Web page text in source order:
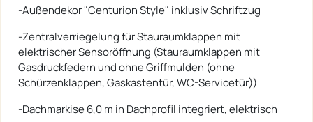
-Außendekor "Centurion Style" inklusiv Schriftzug
-Zentralverriegelung für Stauraumklappen mit
elektrischer Sensoröffnung (Stauraumklappen mit
Gasdruckfedern und ohne Griffmulden (ohne
Schürzenklappen, Gaskastentür, WC-Servicetür))
-Dachmarkise 6,0 m in Dachprofil integriert, elektrisch